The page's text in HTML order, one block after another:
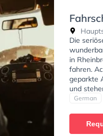
Die
in
fahren.
geparkte
und
Klasse
anfragen.
German